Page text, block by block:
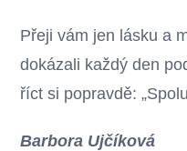
Přeji vám jen lásku a
dokázali každý den
říct si popravdě:
Barbora Ujčíková